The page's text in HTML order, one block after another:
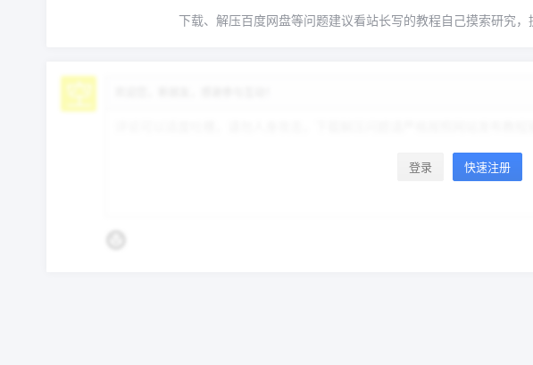
下载、解压百度网盘等问题建议看站长写的教程自己摸索研究，
登录 快速注册